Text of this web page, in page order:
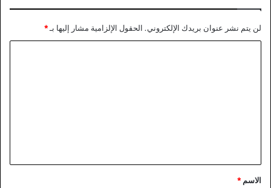
لن يتم نشر عنوان بريدك الإلكتروني. الحقول الإلزامية مشار إليها بـ*
*
الاسم *